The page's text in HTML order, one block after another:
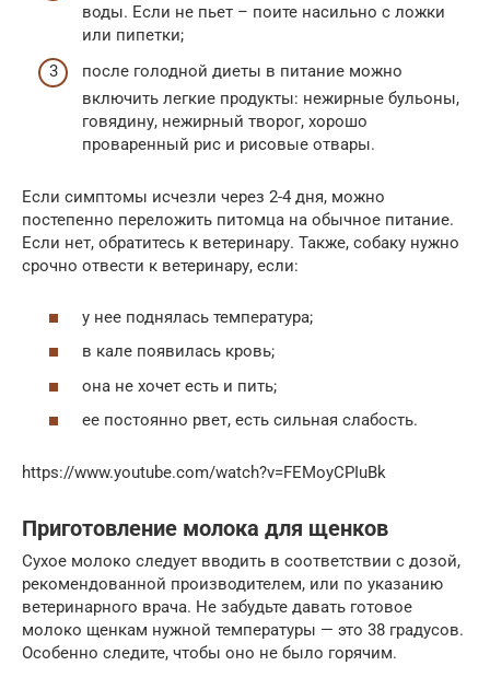
воды. Если не пьет – поите насильно с ложки
или пипетки;
после голодной диеты в питание можно
включить легкие продукты: нежирные бульоны,
говядину, нежирный творог, хорошо
проваренный рис и рисовые отвары.
Если симптомы исчезли через 2-4 дня, можно
постепенно переложить питомца на обычное питание.
Если нет, обратитесь к ветеринару. Также, собаку нужно
срочно отвести к ветеринару, если:
у нее поднялась температура;
в кале появилась кровь;
она не хочет есть и пить;
ее постоянно рвет, есть сильная слабость.
https://www.youtube.com/watch?v=FEMoyCPIuBk
Приготовление молока для щенков
Сухое молоко следует вводить в соответствии с дозой,
рекомендованной производителем, или по указанию
ветеринарного врача. Не забудьте давать готовое
молоко щенкам нужной температуры — это 38 градусов.
Особенно следите, чтобы оно не было горячим.